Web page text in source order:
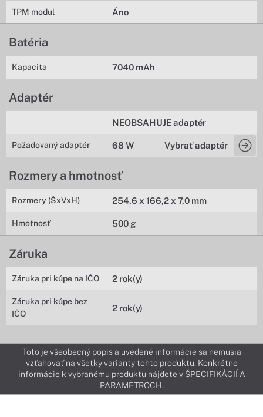
TPM modul Áno
Batéria
Kapacita 7040 mAh
Adaptér
NEOBSAHUJE adaptér
Požadovaný adaptér 68 W Vybrať adaptér
Rozmery a hmotnosť
Rozmery (ŠxVxH) 254,6 x 166,2 x 7,0 mm
Hmotnosť 500 g
Záruka
Záruka pri kúpe na IČO 2 rok(y)
Záruka pri kúpe bez
IČO
2 rok(y)
Toto je všeobecný popis a uvedené informácie sa nemusia
vzťahovať na všetky varianty tohto produktu. Konkrétne
informácie k vybranému produktu nájdete v ŠPECIFIKÁCIÍ A
PARAMETROCH.